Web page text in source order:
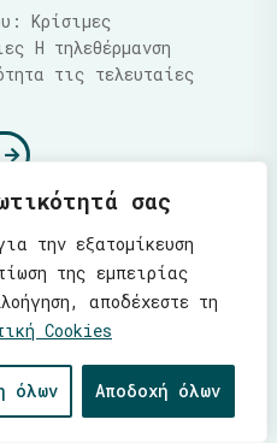
σας
την εξατομίκευση
της εμπειρίας
αποδέχεστε τη
Cookies
όλων Αποδοχή όλων
Κρίσιμες
Η τηλεθέρμανση
τις τελευταίες